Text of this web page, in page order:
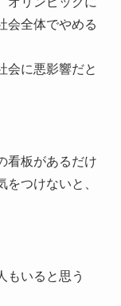
会全体でやめる
会に悪影響だと
看板があるだけ
つけないと、
もいると思う